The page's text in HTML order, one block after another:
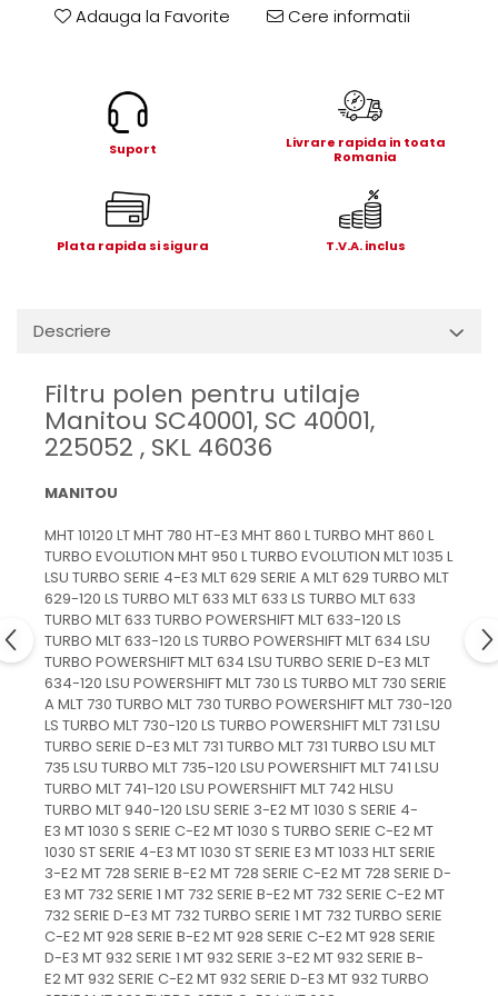
Electrice
Motoare electrice si pompe
Role, bucse si bolturi
Electrice
Bolturi, role si bucse
Pompe si motoare electrice
DAUTEL
Electrice
Electropompa si motoare
electrice
Burdufuri si cilindri hidraulici
Role, bucsi si bolturi
BEHRENS
Bolturi - role - bucse
Burdufe si cilindri
Mecanice
Electrice
Hidraulice
Motoare electrice si pompe
SÖRENSEN
Mecanice
Electrice
Hidraulice
Cilindri hidraulici si burdufe
Adauga la Favorite Cere informatii
Suport
Livrare rapida in toata
Romania
Plata rapida si sigura T.V.A. inclus
Descriere
Filtru polen pentru utilaje
Manitou SC40001, SC 40001,
225052 , SKL 46036
MANITOU
MHT 10120 LT MHT 780 HT-E3 MHT 860 L TURBO MHT 860 L
TURBO EVOLUTION MHT 950 L TURBO EVOLUTION MLT 1035 L
LSU TURBO SERIE 4-E3 MLT 629 SERIE A MLT 629 TURBO MLT
629-120 LS TURBO MLT 633 MLT 633 LS TURBO MLT 633
TURBO MLT 633 TURBO POWERSHIFT MLT 633-120 LS
TURBO MLT 633-120 LS TURBO POWERSHIFT MLT 634 LSU
TURBO POWERSHIFT MLT 634 LSU TURBO SERIE D-E3 MLT
634-120 LSU POWERSHIFT MLT 730 LS TURBO MLT 730 SERIE
A MLT 730 TURBO MLT 730 TURBO POWERSHIFT MLT 730-120
LS TURBO MLT 730-120 LS TURBO POWERSHIFT MLT 731 LSU
TURBO SERIE D-E3 MLT 731 TURBO MLT 731 TURBO LSU MLT
735 LSU TURBO MLT 735-120 LSU POWERSHIFT MLT 741 LSU
TURBO MLT 741-120 LSU POWERSHIFT MLT 742 HLSU
TURBO MLT 940-120 LSU SERIE 3-E2 MT 1030 S SERIE 4-
E3 MT 1030 S SERIE C-E2 MT 1030 S TURBO SERIE C-E2 MT
1030 ST SERIE 4-E3 MT 1030 ST SERIE E3 MT 1033 HLT SERIE
3-E2 MT 728 SERIE B-E2 MT 728 SERIE C-E2 MT 728 SERIE D-
E3 MT 732 SERIE 1 MT 732 SERIE B-E2 MT 732 SERIE C-E2 MT
732 SERIE D-E3 MT 732 TURBO SERIE 1 MT 732 TURBO SERIE
C-E2 MT 928 SERIE B-E2 MT 928 SERIE C-E2 MT 928 SERIE
D-E3 MT 932 SERIE 1 MT 932 SERIE 3-E2 MT 932 SERIE B-
E2 MT 932 SERIE C-E2 MT 932 SERIE D-E3 MT 932 TURBO